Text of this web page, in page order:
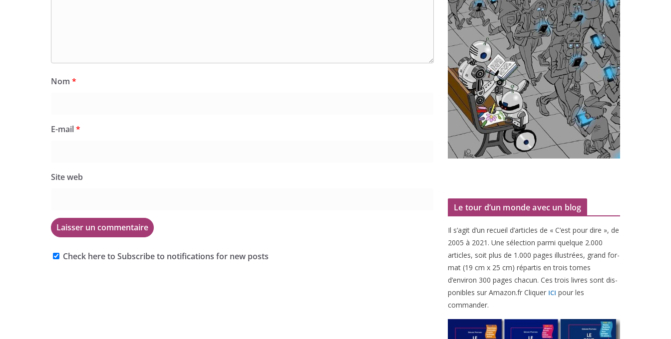
Nom *
E-mail*
Site web
Check here to Subscribe to notifications for new posts
Le tour d’un monde avec un blog
Il s’agit d’un recueil d’ar­ticles de « C’est pour dire », de
2005 à 2021 . Une sélec­tion par­mi quelque 2.000
articles, soit plus de 1 .000 pages illus­trées, grand for­
mat (19 cm x 25 cm) répar­tis en trois tomes
d’environ 300 pages cha­cun. Ces trois livres sont dis­
po­nibles sur Amazon​.fr Cliquer ICI pour les
commander.